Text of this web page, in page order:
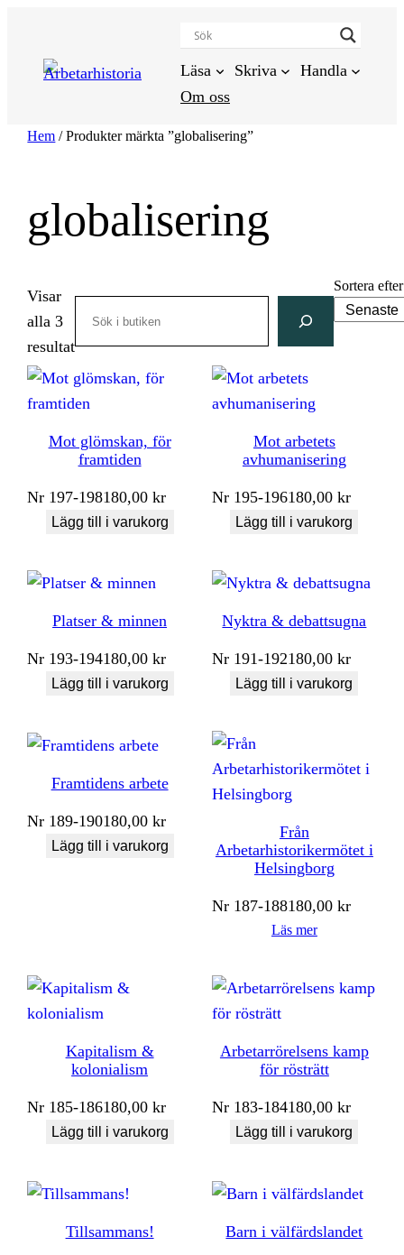
innehåll
Läsa Skriva
Handla
Om oss
Hem / Produkter märkta ”globalisering”
globalisering
Visar
alla 3
resultatSortera
efter
Sortera efter
Mot glömskan, för
framtiden
Nr 197-198180,00kr
Lägg till i varukorg
Mot arbetets
avhumanisering
Nr 195-196180,00kr
Lägg till i varukorg
Platser & minnen
Nr 193-194180,00kr
Lägg till i varukorg
Nyktra & debattsugna
Nr 191-192180,00kr
Lägg till i varukorg
Framtidens arbete
Nr 189-190180,00kr
Lägg till i varukorg
Från
Arbetarhistorikermötet i
Helsingborg
Nr 187-188180,00kr
Läs mer
Kapitalism &
kolonialism
Nr 185-186180,00kr
Lägg till i varukorg
Arbetarrörelsens kamp
för rösträtt
Nr 183-184180,00kr
Lägg till i varukorg
Tillsammans! Barn i välfärdslandet